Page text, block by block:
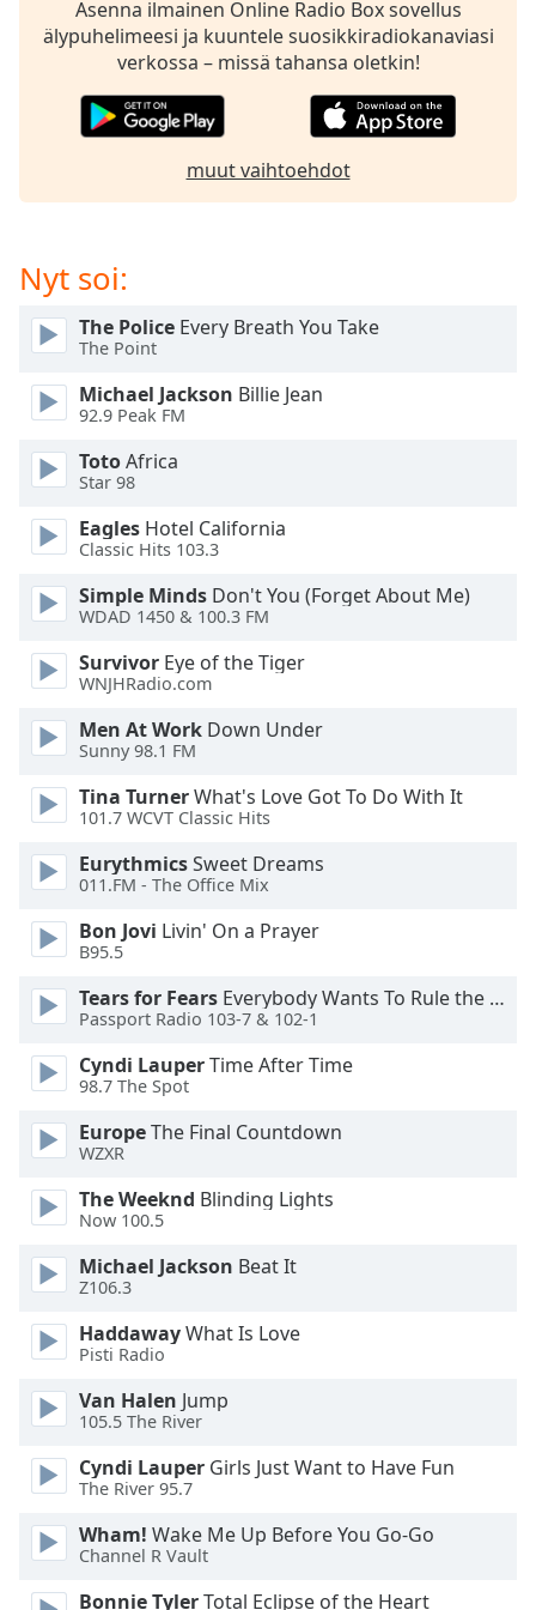
settings
dialog
selected
Track
in-
Picture
modal
Beginning
dialog
Escape
cancel
and
window.
Text
Background
Area
Background
Color
Opacity
Font
Text
Style
Asenna ilmainen Online Radio Box sovellus
älypuhelimeesi ja kuuntele suosikkiradiokanaviasi
verkossa – missä tahansa oletkin!
muut vaihtoehdot
Nyt soi:
The Police Every Breath You Take
The Point
Michael Jackson Billie Jean
92.9 Peak FM
TotoAfrica
Star 98
Eagles Hotel California
Classic Hits 103.3
Simple Minds Don't You (Forget About Me)
WDAD 1450 & 100.3 FM
Survivor Eye of the Tiger
WNJHRadio.com
Men At Work Down Under
Sunny 98.1 FM
Tina TurnerWhat's Love Got To Do With It
101.7 WCVT Classic Hits
EurythmicsSweet Dreams
011.FM - The Office Mix
Bon Jovi Livin' On a Prayer
B95.5
Tears for Fears Everybody Wants To Rule the World
Passport Radio 103-7 & 102-1
Cyndi LauperTime After Time
98.7 The Spot
EuropeThe Final Countdown
WZXR
The Weeknd Blinding Lights
Now 100.5
Michael Jackson Beat It
Z106.3
HaddawayWhat Is Love
Pisti Radio
Van Halen Jump
105.5 The River
Cyndi Lauper Girls Just Want to Have Fun
The River 95.7
Wham! Wake Me Up Before You Go-Go
Channel R Vault
Bonnie TylerTotal Eclipse of the Heart